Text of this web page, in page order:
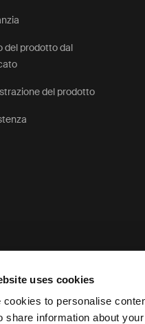
uses cookies
cookies to personalise
share information about
del prodotto dal
del prodotto